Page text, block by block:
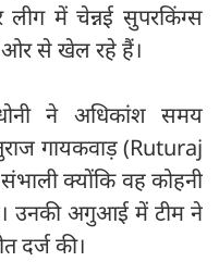
लीग में चेन्नई सुपरकिंग्स
से खेल रहे हैं।
ने अधिकांश समय
गायकवाड़ (Ruturaj
क्योंकि वह कोहनी
उनकी अगुआई में टीम ने
दर्ज की।